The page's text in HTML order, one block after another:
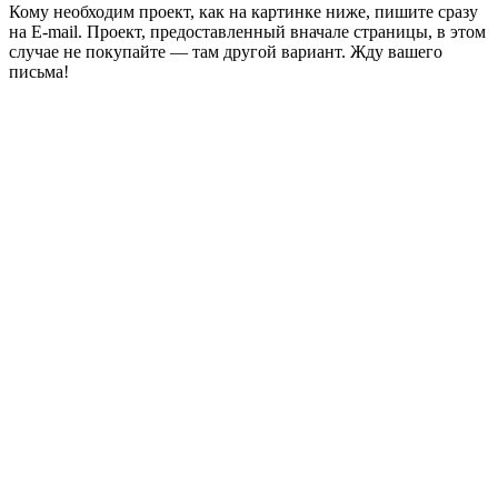
Кому необходим проект, как на картинке ниже, пишите сразу
на E-mail. Проект, предоставленный вначале страницы, в этом
случае не покупайте — там другой вариант. Жду вашего
письма!